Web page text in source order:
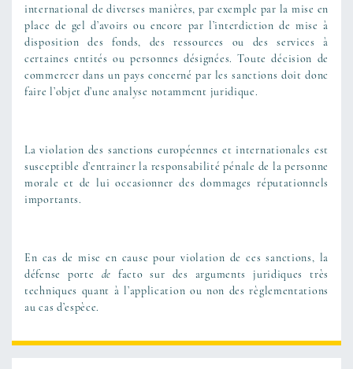
international de diverses manières, par exemple par la mise en
place de gel d’avoirs ou encore par l’interdiction de mise à
disposition des fonds, des ressources ou des services à
certaines entités ou personnes désignées. Toute décision de
commercer dans un pays concerné par les sanctions doit donc
faire l’objet d’une analyse notamment juridique.
La violation des sanctions européennes et internationales est
susceptible d’entrainer la responsabilité pénale de la personne
morale et de lui occasionner des dommages réputationnels
importants.
En cas de mise en cause pour violation de ces sanctions, la
défense porte de facto sur des arguments juridiques très
techniques quant à l’application ou non des règlementations
au cas d’espèce.